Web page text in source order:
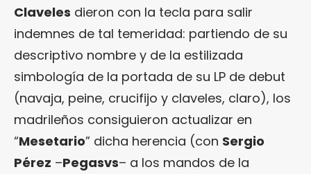
Claveles dieron con la tecla para salir
indemnes de tal temeridad: partiendo de su
descriptivo nombre y de la estilizada
simbología de la portada de su LP de debut
(navaja, peine, crucifijo y claveles, claro), los
madrileños consiguieron actualizar en
“Mesetario” dicha herencia (con Sergio
Pérez –Pegasvs– a los mandos de la